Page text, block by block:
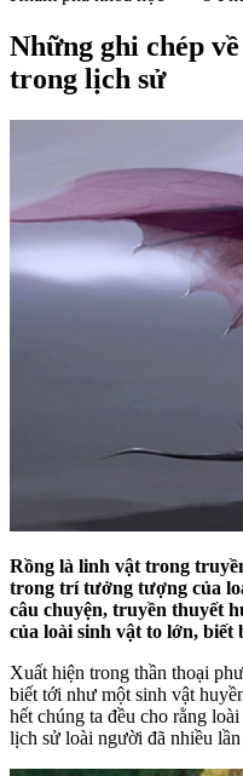
Những ghi chép
trong lịch sử
Rồng là linh vật trong
trong trí tưởng tượng của
câu chuyện, truyền thuyết
của loài sinh vật to lớn, biết
Xuất hiện trong thần thoại
biết tới như một sinh vật
hết chúng ta đều cho rằng
lịch sử loài người đã nhiều